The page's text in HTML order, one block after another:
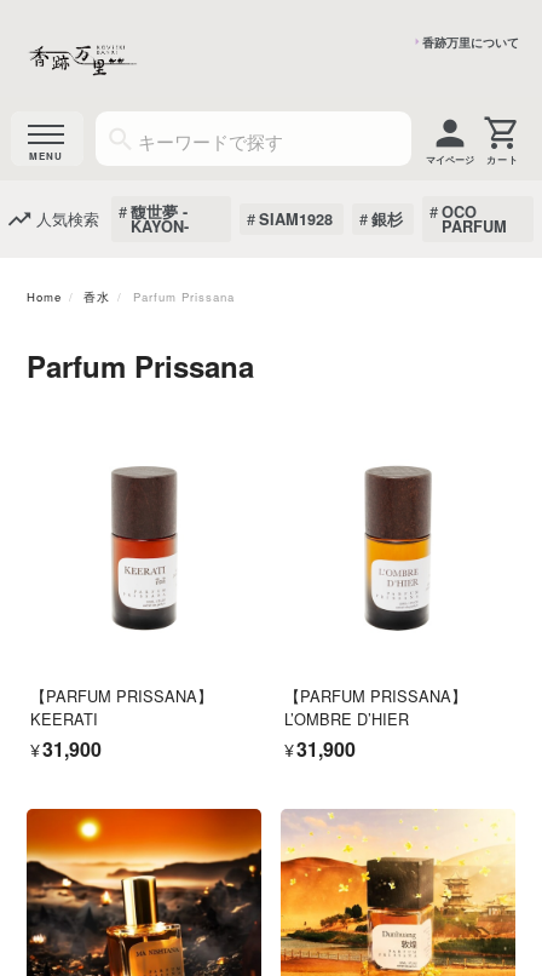
香跡万里について
マイページ
人気検索 馥世夢 -
KAYON- SIAM1928 銀杉 OCO
PARFUM
Home 香水 Parfum Prissana
Parfum Prissana
【PARFUM PRISSANA】
KEERATI
¥31,900
【PARFUM PRISSANA】
L’OMBRE D’HIER
¥31,900